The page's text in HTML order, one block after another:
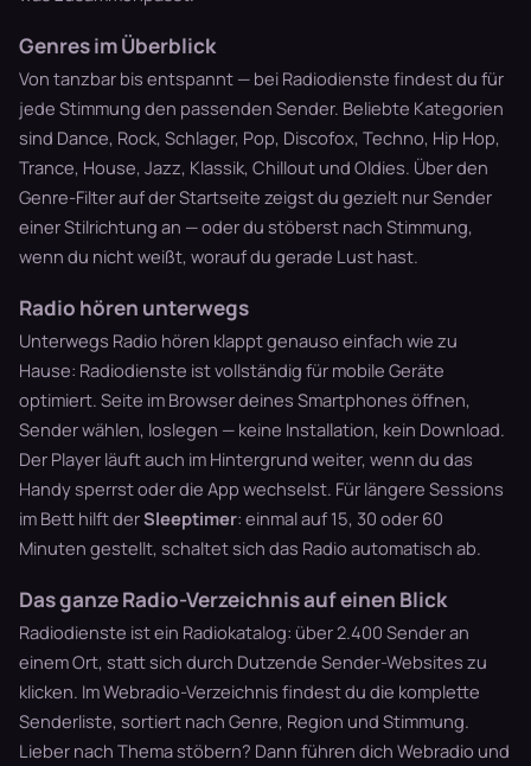
Genres im Überblick
Von tanzbar bis entspannt — bei Radiodienste findest du für
jede Stimmung den passenden Sender. Beliebte Kategorien
sind Dance, Rock, Schlager, Pop, Discofox, Techno, Hip Hop,
Trance, House, Jazz, Klassik, Chillout und Oldies. Über den
Genre-Filter auf der Startseite zeigst du gezielt nur Sender
einer Stilrichtung an — oder du stöberst nach Stimmung,
wenn du nicht weißt, worauf du gerade Lust hast.
Radio hören unterwegs
Unterwegs Radio hören klappt genauso einfach wie zu
Hause: Radiodienste ist vollständig für mobile Geräte
optimiert. Seite im Browser deines Smartphones öffnen,
Sender wählen, loslegen — keine Installation, kein Download.
Der Player läuft auch im Hintergrund weiter, wenn du das
Handy sperrst oder die App wechselst. Für längere Sessions
im Bett hilft derSleeptimer: einmal auf 15, 30 oder 60
Minuten gestellt, schaltet sich das Radio automatisch ab.
Das ganze Radio-Verzeichnis auf einen Blick
Radiodienste ist ein Radiokatalog: über 2.400 Sender an
einem Ort, statt sich durch Dutzende Sender-Websites zu
klicken. ImWebradio-Verzeichnis findest du die komplette
Senderliste, sortiert nach Genre, Region und Stimmung.
Lieber nach Thema stöbern? Dann führen dich Webradio und